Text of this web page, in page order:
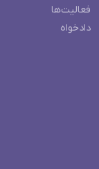
فعالیت‌ها
دادخواه